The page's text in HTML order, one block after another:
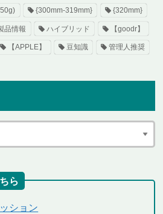
{300mm-319mm} {320mm}
品情報 ハイブリッド 【goodr】
【APPLE】 豆知識 管理人推奨
ら
ション